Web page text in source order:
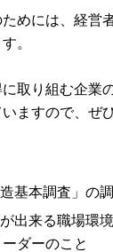
めには、経営
。
取り組む企業
ますので、ぜ
基本調査 」 の
出来る職場環
ダーのこと